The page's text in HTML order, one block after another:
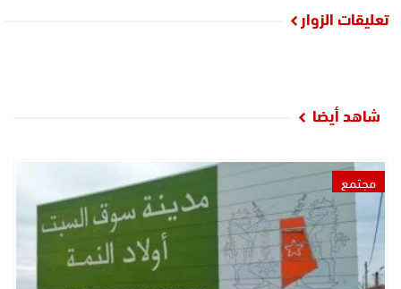
تعليقات الزوار
شاهد أيضا
مجتمع